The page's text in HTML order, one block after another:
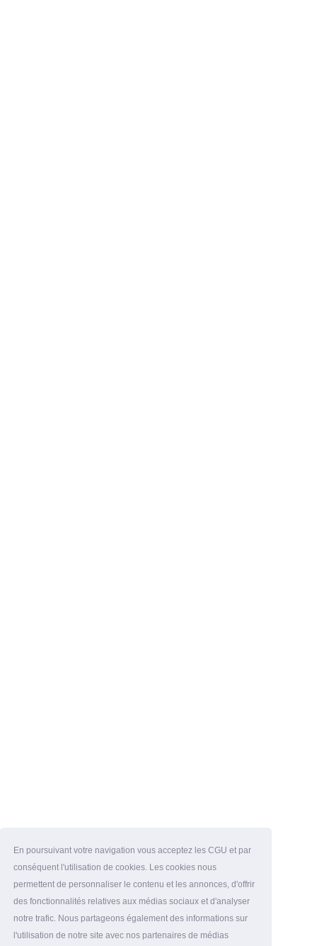
En poursuivant votre navigation vous acceptez les CGU et par
conséquent l'utilisation de cookies. Les cookies nous
permettent de personnaliser le contenu et les annonces, d'offrir
des fonctionnalités relatives aux médias sociaux et d'analyser
notre trafic. Nous partageons également des informations sur
l'utilisation de notre site avec nos partenaires de médias